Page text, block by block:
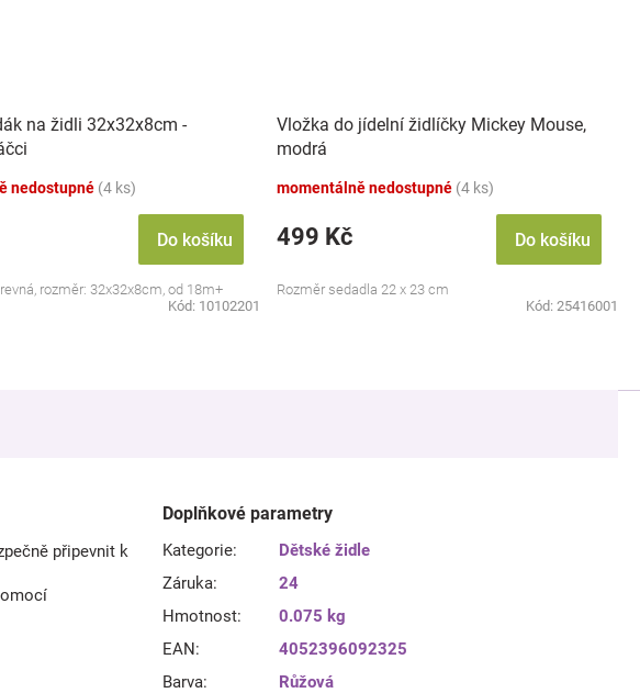
na židli 32x32x8cm -
nedostupné (4 ks)
Do košíku
rozměr: 32x32x8cm, od 18m+
Kód: 10102201
Vložka do jídelní židlíčky Mickey Mouse,
modrá
momentálně nedostupné (4 ks)
499 Kč Do košíku
Rozměr sedadla 22 x 23 cm
Kód: 25416001
připevnit k
Doplňkové parametry
Kategorie:
Dětské židle
Záruka:
24
Hmotnost:
0.075 kg
EAN:
4052396092325
Barva:
Růžová